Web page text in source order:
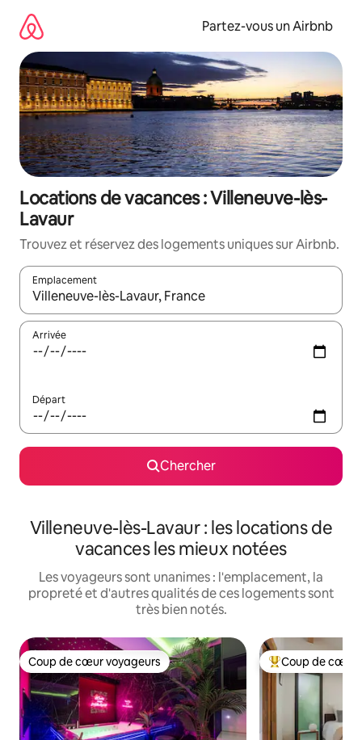
directement
contenu
Partez-vous un Airbnb
Locations de vacances : Villeneuve-lès-
Lavaur
Trouvez et réservez des logements uniques sur Airbnb.
Emplacement
Quand les résultats sont affichés, parcourez-les en utilisant
Arrivée
Départ
Chercher
Villeneuve-lès-Lavaur : les locations de
vacances les mieux notées
Les voyageurs sont unanimes : l'emplacement, la
propreté et d'autres qualités de ces logements sont
très bien notés.
Coup de cœur voyageurs
Coup de cœur voyageurs Coup de cœur
Coup de cœur